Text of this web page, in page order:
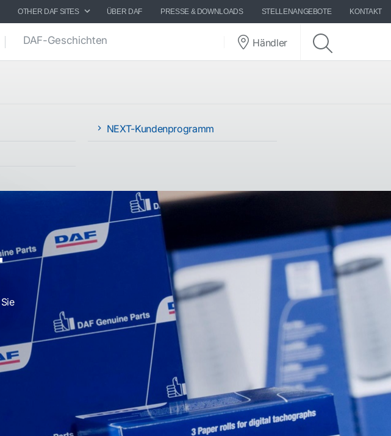
OTHER DAF SITES ÜBER DAF PRESSE & DOWNLOADS STELLENANGEBOTE KONTAKT
DAF-Geschichten Händler
NEXT-Kundenprogramm